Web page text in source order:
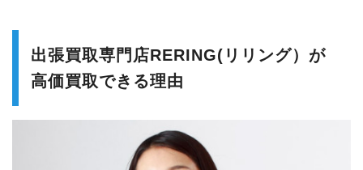
出張買取専門店RERING(リリング）が
高価買取できる理由